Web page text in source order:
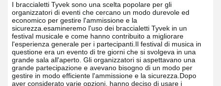
I braccialetti Tyvek sono una scelta popolare per gli
organizzatori di eventi che cercano un modo durevole ed
economico per gestire l'ammissione e la
sicurezza.esamineremo l'uso dei braccialetti Tyvek in un
festival musicale e come hanno contribuito a migliorare
l'esperienza generale per i partecipanti. Il festival di musica in
questione era un evento di tre giorni che si svolgeva in una
grande sala all'aperto. Gli organizzatori si aspettavano una
grande partecipazione e avevano bisogno di un modo per
gestire in modo efficiente l'ammissione e la sicurezza.Dopo
aver considerato varie opzioni, hanno deciso di usare i